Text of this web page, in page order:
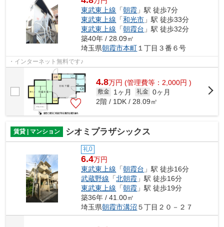
東武東上線 「朝霞 」駅 徒歩7分
東武東上線 「和光市 」駅 徒歩33分
東武東上線 「朝霞台 」駅 徒歩32分
築40年 / 28.09㎡
埼玉県朝霞市本町１丁目３番６号
・インターネット無料です♪
4.8万円 (管理費等：2,000円 )
敷金 1ヶ月 礼金 0ヶ月
2階 / 1DK / 28.09㎡
賃貸 | マンション シオミプラザシックス
礼0
6.4万円
東武東上線 「朝霞台 」駅 徒歩16分
武蔵野線 「北朝霞 」駅 徒歩16分
東武東上線 「朝霞 」駅 徒歩19分
築36年 / 41.00㎡
埼玉県朝霞市溝沼 ５丁目２０－２７